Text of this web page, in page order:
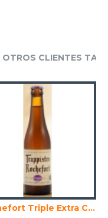
OTROS CLIENTES
Rochefort Triple Extra Cerveza Belga Abadia Trapense 33 Cl